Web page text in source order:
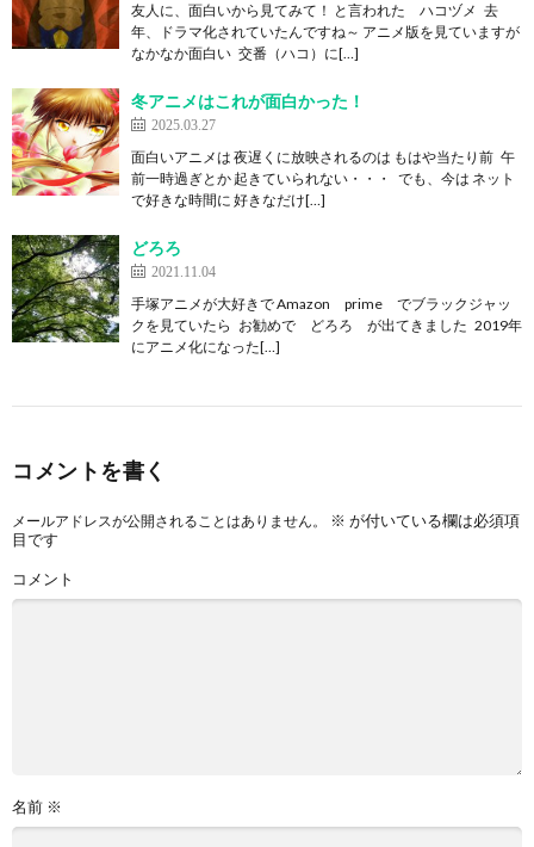
友人に、面白いから見てみて！ と言われた ハコヅメ 去
年、ドラマ化されていたんですね～ アニメ版を見ていますが
なかなか面白い 交番（ハコ）に[…]
冬アニメはこれが面白かった！
2025.03.27
面白いアニメは 夜遅くに放映されるのは もはや当たり前 午
前一時過ぎとか 起きていられない・・・ でも、今は ネット
で好きな時間に 好きなだけ[…]
どろろ
2021.11.04
手塚アニメが大好きで Amazon prime でブラックジャッ
クを見ていたら お勧めで どろろ が出てきました 2019年
にアニメ化になった[…]
コメントを書く
メールアドレスが公開されることはありません。 ※ が付いている欄は必須項
目です
コメント
名前 ※